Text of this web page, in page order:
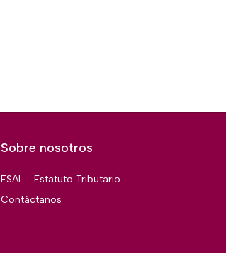
Sobre nosotros
ESAL - Estatuto Tributario
Contáctanos